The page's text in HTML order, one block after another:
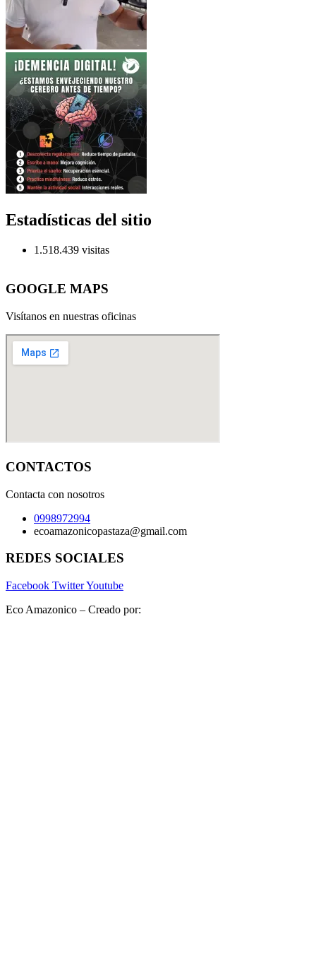
Estadísticas del sitio
1.518.439 visitas
GOOGLE MAPS
Visítanos en nuestras oficinas
CONTACTOS
Contacta con nosotros
0998972994
ecoamazonicopastaza@gmail.com
REDES SOCIALES
Facebook TwitterYoutube
Eco Amazonico – Creado por: